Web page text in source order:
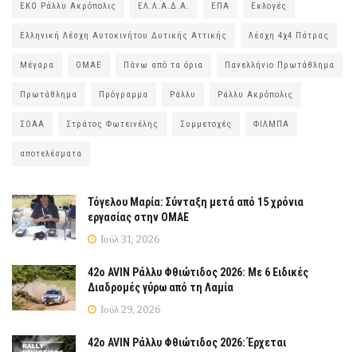
ΕΚΟ Ράλλυ Ακρόπολις ΕΛ.Λ.Α.Δ.Α. ΕΠΑ Εκλογές
Ελληνική Λέσχη Αυτοκινήτου Δυτικής Αττικής Λέσχη 4χ4 Πάτρας
Μέγαρα ΟΜΑΕ Πάνω από τα όρια Πανελλήνιο Πρωτάθλημα
Πρωτάθλημα Πρόγραμμα Ράλλυ Ράλλυ Ακρόπολις
ΣΟΑΑ Στράτος Φωτεινέλης Συμμετοχές ΦΙΛΜΠΑ
αποτελέσματα
Τόγελου Μαρία: Σύνταξη μετά από 15 χρόνια
εργασίας στην ΟΜΑΕ
Ιούλ 31, 2026
42ο AVIN Ράλλυ Φθιώτιδος 2026: Με 6 Ειδικές
Διαδρομές γύρω από τη Λαμία
Ιούλ 29, 2026
42ο AVIN Ράλλυ Φθιώτιδος 2026: Έρχεται